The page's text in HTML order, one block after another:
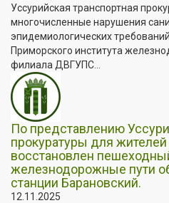
Уссурийская транспортная
многочисленные нарушения
эпидемиологических
Приморского института
филиала ДВГУПС...
По представлению
прокуратуры для жителей
восстановлен
железнодорожные пути
станции Барановский.
12.11.2025